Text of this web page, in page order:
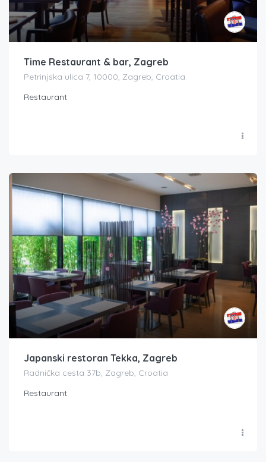
Time Restaurant & bar, Zagreb
Petrinjska ulica 7, 10000, Zagreb, Croatia
Restaurant
Japanski restoran Tekka, Zagreb
Radnička cesta 37b, Zagreb, Croatia
Restaurant